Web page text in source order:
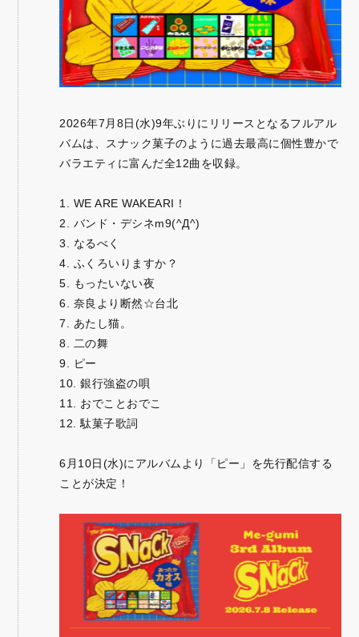
2026年7月8日(水)9年ぶりにリリースとなるフルアル
バムは、スナック菓子のように過去最高に個性豊かで
バラエティに富んだ全12曲を収録。
1. WE ARE WAKEARI！
2. バンド・デシネm9(^Д^)
3. なるべく
4. ふくろいりますか？
5. もったいない夜
6. 奈良より断然☆台北
7. あたし猫。
8. 二の舞
9. ピー
10. 銀行強盗の唄
11. おでことおでこ
12. 駄菓子歌詞
6月10日(水)にアルバムより「ピー」を先行配信する
ことが決定！